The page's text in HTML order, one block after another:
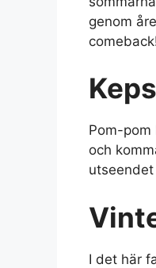
genom
Pom-
och
I det här